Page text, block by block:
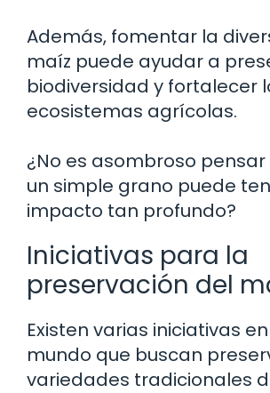
Además, fomentar la
maíz puede ayudar a
biodiversidad y fortalecer
ecosistemas agrícolas.
¿No es asombroso
un simple grano puede
impacto tan profundo?
Iniciativas para la
preservación del
Existen varias iniciativas
mundo que buscan
variedades tradicionales